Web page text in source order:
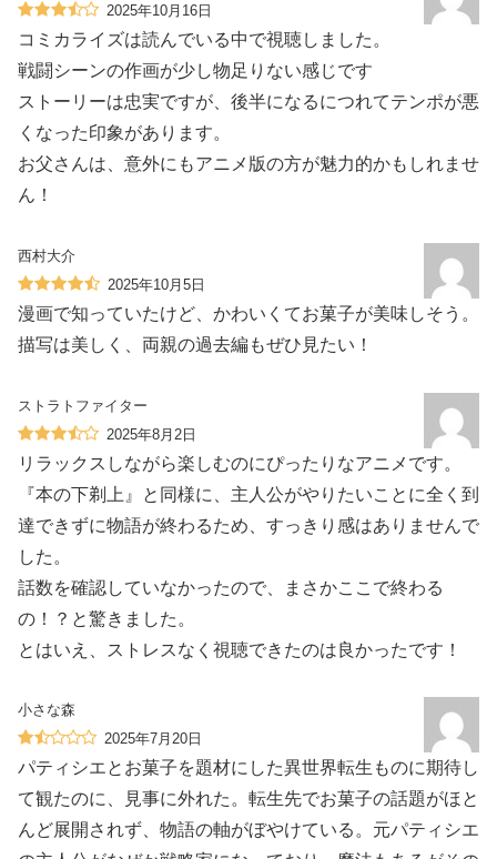
2025年10月16日
コミカライズは読んでいる中で視聴しました。
戦闘シーンの作画が少し物足りない感じです
ストーリーは忠実ですが、後半になるにつれてテンポが悪
くなった印象があります。
お父さんは、意外にもアニメ版の方が魅力的かもしれませ
ん！
西村大介
2025年10月5日
漫画で知っていたけど、かわいくてお菓子が美味しそう。
描写は美しく、両親の過去編もぜひ見たい！
ストラトファイター
2025年8月2日
リラックスしながら楽しむのにぴったりなアニメです。
『本の下剃上』と同様に、主人公がやりたいことに全く到
達できずに物語が終わるため、すっきり感はありませんで
した。
話数を確認していなかったので、まさかここで終わる
の！？と驚きました。
とはいえ、ストレスなく視聴できたのは良かったです！
小さな森
2025年7月20日
パティシエとお菓子を題材にした異世界転生ものに期待し
て観たのに、見事に外れた。転生先でお菓子の話題がほと
んど展開されず、物語の軸がぼやけている。元パティシエ